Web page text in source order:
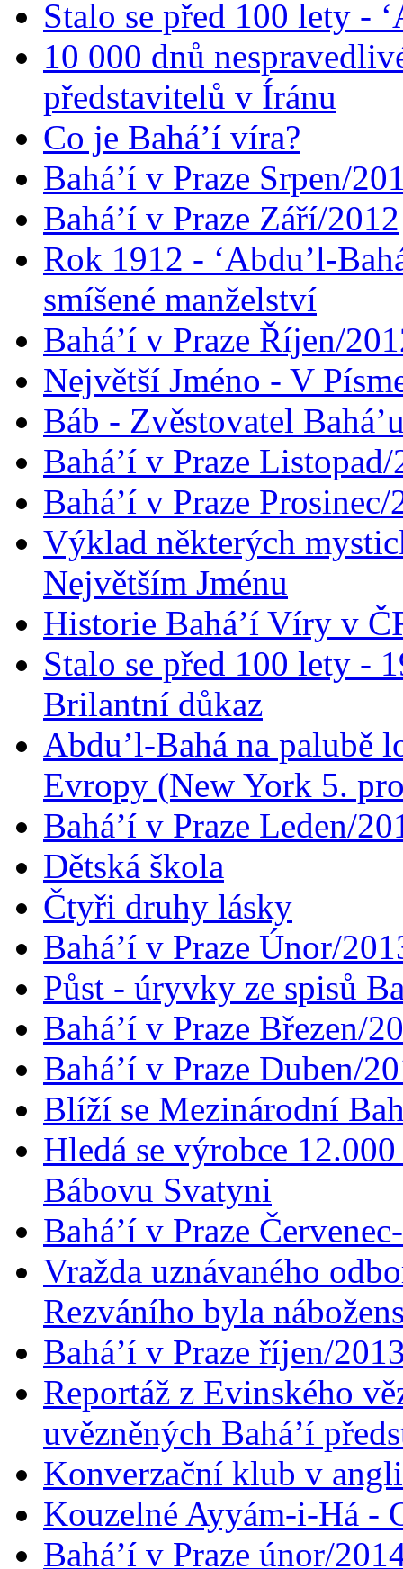
Stalo se před 100 lety -
10 000 dnů
představitelů v Íránu
Co je Bahá’í víra?
Bahá’í v Praze Srpen/
Bahá’í v Praze Září/2012
Rok 1912 - ‘Abdu’l-
smíšené manželství
Bahá’í v Praze Říjen/
Největší Jméno - V
Báb - Zvěstovatel
Bahá’í v Praze
Bahá’í v Praze Prosinec/
Výklad některých
Největším Jménu
Historie Bahá’í Víry v
Stalo se před 100 lety -
Brilantní důkaz
Abdu’l-Bahá na palubě
Evropy (New York 5.
Bahá’í v Praze Leden/
Dětská škola
Čtyři druhy lásky
Bahá’í v Praze Únor/
Půst - úryvky ze spisů
Bahá’í v Praze Březen/
Bahá’í v Praze Duben/
Blíží se Mezinárodní
Hledá se výrobce
Bábovu Svatyni
Bahá’í v Praze
Vražda uznávaného
Rezváního byla
Bahá’í v Praze říjen/
Reportáž z Evinského
uvězněných Bahá’í
Konverzační klub v
Kouzelné Ayyám-i-Há -
Bahá’í v Praze únor/